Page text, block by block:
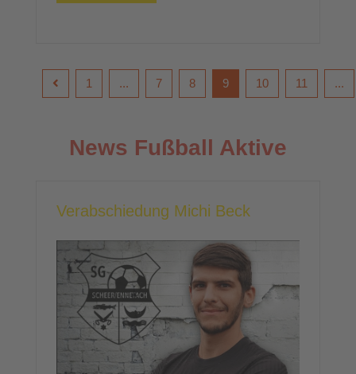
1 ... 7 8 9 10 11 ...
News Fußball Aktive
Verabschiedung Michi Beck